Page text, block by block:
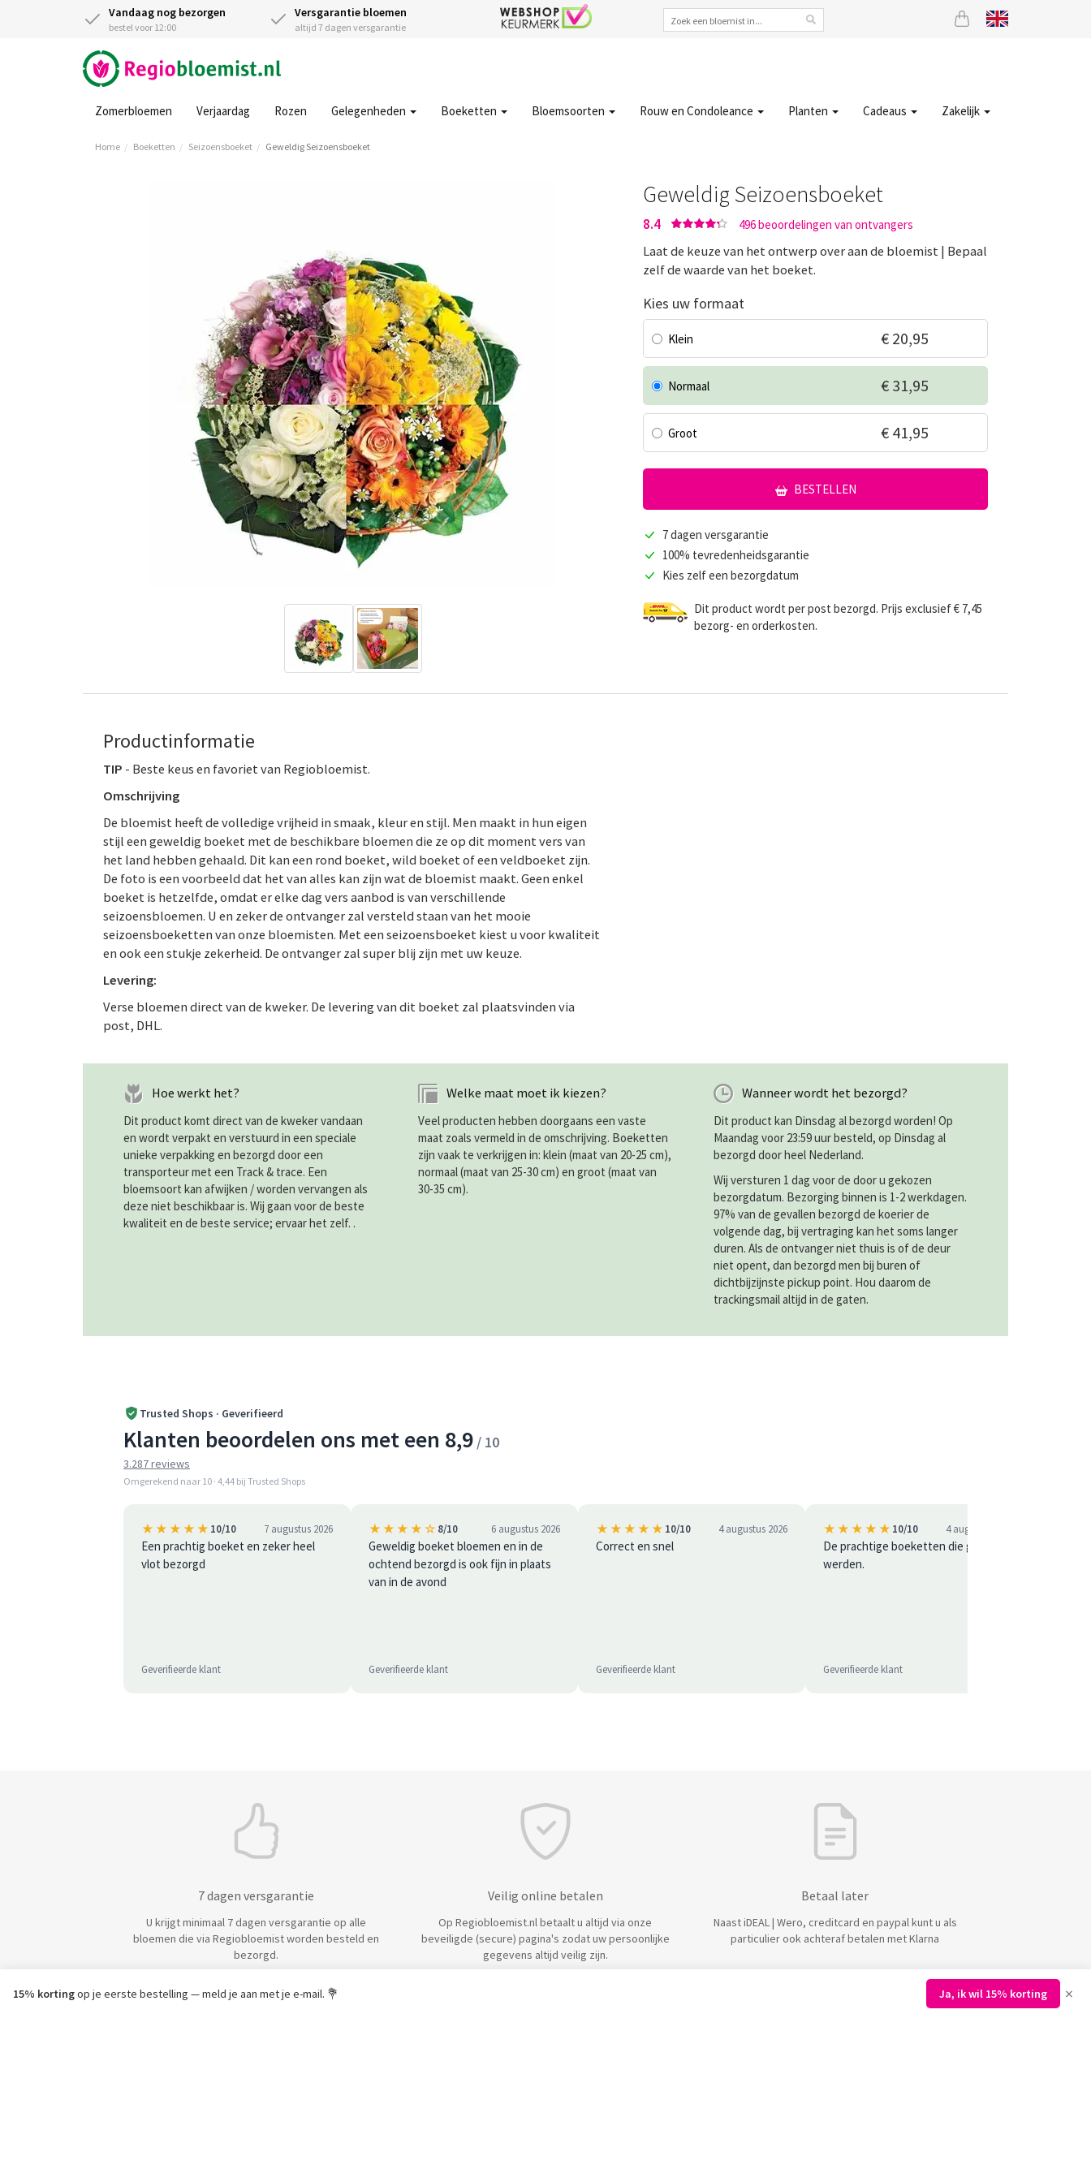
Vandaag nog bezorgen
bestel voor 12:00
Versgarantie bloemen
altijd 7 dagen versgarantie
Zomerbloemen Verjaardag Rozen Gelegenheden Boeketten Bloemsoorten Rouw en Condoleance Planten Cadeaus Zakelijk
Home Boeketten Seizoensboeket Geweldig Seizoensboeket
Geweldig Seizoensboeket
8.4 496beoordelingen van ontvangers
Laat de keuze van het ontwerp over aan de bloemist | Bepaal
zelf de waarde van het boeket.
Kies uw formaat
Klein € 20,95
Normaal € 31,95
Groot € 41,95
BESTELLEN
7 dagen versgarantie
100% tevredenheidsgarantie
Kies zelf een bezorgdatum
Dit product wordt per post bezorgd. Prijs exclusief € 7,45
bezorg- en orderkosten.
Productinformatie
TIP - Beste keus en favoriet van Regiobloemist.
Omschrijving
De bloemist heeft de volledige vrijheid in smaak, kleur en stijl. Men maakt in hun eigen
stijl een geweldig boeket met de beschikbare bloemen die ze op dit moment vers van
het land hebben gehaald. Dit kan een rond boeket, wild boeket of een veldboeket zijn.
De foto is een voorbeeld dat het van alles kan zijn wat de bloemist maakt. Geen enkel
boeket is hetzelfde, omdat er elke dag vers aanbod is van verschillende
seizoensbloemen. U en zeker de ontvanger zal versteld staan van het mooie
seizoensboeketten van onze bloemisten. Met een seizoensboeket kiest u voor kwaliteit
en ook een stukje zekerheid. De ontvanger zal super blij zijn met uw keuze.
Levering:
Verse bloemen direct van de kweker. De levering van dit boeket zal plaatsvinden via
post, DHL.
Hoe werkt het?
Dit product komt direct van de kweker vandaan
en wordt verpakt en verstuurd in een speciale
unieke verpakking en bezorgd door een
transporteur met een Track & trace. Een
bloemsoort kan afwijken / worden vervangen als
deze niet beschikbaar is. Wij gaan voor de beste
kwaliteit en de beste service; ervaar het zelf. .
Welke maat moet ik kiezen?
Veel producten hebben doorgaans een vaste
maat zoals vermeld in de omschrijving. Boeketten
zijn vaak te verkrijgen in: klein (maat van 20-25 cm),
normaal (maat van 25-30 cm) en groot (maat van
30-35 cm).
Wanneer wordt het bezorgd?
Dit product kan Dinsdag al bezorgd worden! Op
Maandag voor 23:59 uur besteld, op Dinsdag al
bezorgd door heel Nederland.
Wij versturen 1 dag voor de door u gekozen
bezorgdatum. Bezorging binnen is 1-2 werkdagen.
97% van de gevallen bezorgd de koerier de
volgende dag, bij vertraging kan het soms langer
duren. Als de ontvanger niet thuis is of de deur
niet opent, dan bezorgd men bij buren of
dichtbijzijnste pickup point. Hou daarom de
trackingsmail altijd in de gaten.
Trusted Shops · Geverifieerd
Klanten beoordelen ons met een 8,9 / 10
3.287 reviews
Omgerekend naar 10 · 4,44 bij Trusted Shops
★★★★★ 10/10 7 augustus 2026
Een prachtig boeket en zeker heel
vlot bezorgd
Geverifieerde klant
★★★★☆ 8/10 6 augustus 2026
Geweldig boeket bloemen en in de
ochtend bezorgd is ook fijn in plaats
van in de avond
Geverifieerde klant
★★★★★ 10/10 4 augustus 2026
Correct en snel
Geverifieerde klant
★★★★★ 10/10 4 augustus 2026
De prachtige boeketten die geleverd
werden.
Geverifieerde klant
7 dagen versgarantie
U krijgt minimaal 7 dagen versgarantie op alle
bloemen die via Regiobloemist worden besteld en
bezorgd.
Veilig online betalen
Op Regiobloemist.nl betaalt u altijd via onze
beveiligde (secure) pagina's zodat uw persoonlijke
gegevens altijd veilig zijn.
Betaal later
Naast iDEAL | Wero, creditcard en paypal kunt u als
particulier ook achteraf betalen met Klarna
15% kortingop je eerste bestelling — meld je aan met je e-mail. 💐 Ja, ik wil 15% korting ×